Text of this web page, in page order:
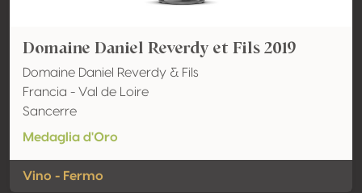
Domaine Daniel Reverdy et Fils 2019
Domaine Daniel Reverdy & Fils
Francia - Val de Loire
Sancerre
Medaglia d'Oro
Vino - Fermo